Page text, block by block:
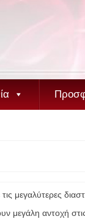
μεγαλύτερες
μεγάλη αντοχή